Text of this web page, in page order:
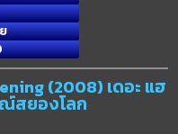
(2008) เดอะ แฮ
สยองโลก